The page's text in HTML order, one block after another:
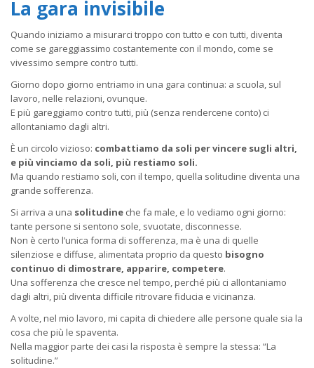
La gara invisibile
Quando iniziamo a misurarci troppo con tutto e con tutti, diventa
come se gareggiassimo costantemente con il mondo, come se
vivessimo sempre contro tutti.
Giorno dopo giorno entriamo in una gara continua: a scuola, sul
lavoro, nelle relazioni, ovunque.
E più gareggiamo contro tutti, più (senza rendercene conto) ci
allontaniamo dagli altri.
È un circolo vizioso: combattiamo da soli per vincere sugli altri,
e più vinciamo da soli, più restiamo soli.
Ma quando restiamo soli, con il tempo, quella solitudine diventa una
grande sofferenza.
Si arriva a una solitudine che fa male, e lo vediamo ogni giorno:
tante persone si sentono sole, svuotate, disconnesse.
Non è certo l’unica forma di sofferenza, ma è una di quelle
silenziose e diffuse, alimentata proprio da questo bisogno
continuo di dimostrare, apparire, competere.
Una sofferenza che cresce nel tempo, perché più ci allontaniamo
dagli altri, più diventa difficile ritrovare fiducia e vicinanza.
A volte, nel mio lavoro, mi capita di chiedere alle persone quale sia la
cosa che più le spaventa.
Nella maggior parte dei casi la risposta è sempre la stessa: “La
solitudine.”